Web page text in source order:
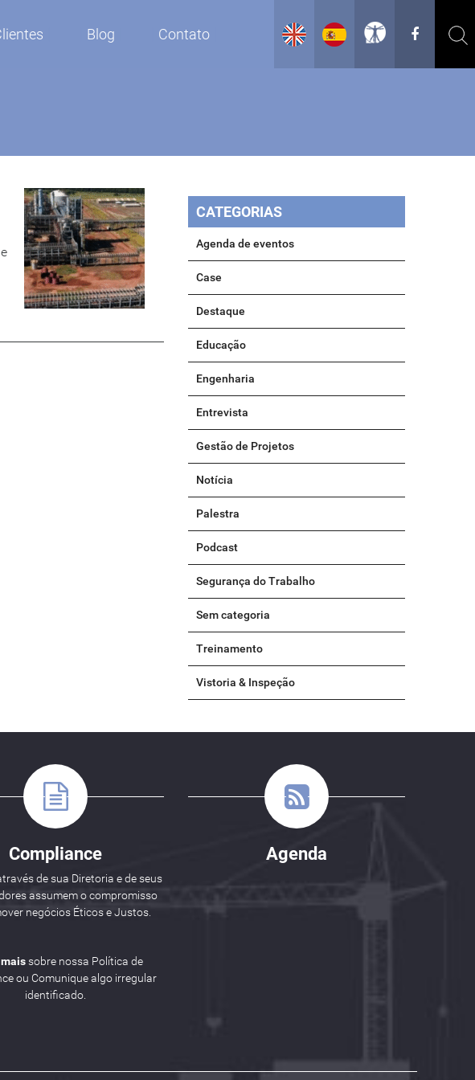
Blog Contato
CATEGORIAS
Agenda de eventos
Case
Destaque
Educação
Engenharia
Entrevista
Gestão de Projetos
Notícia
Palestra
Podcast
Segurança do Trabalho
Sem categoria
Treinamento
Vistoria & Inspeção
Compliance
de sua Diretoria e de seus
assumem o compromisso
negócios Éticos e Justos.
sobre nossa Política de
ou Comunique algo irregular
identificado.
Agenda